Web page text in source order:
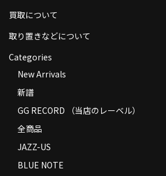
特定商取引法に基づく表示
Contact
買取について
取り置きなどについて
Categories
New Arrivals
新譜
GG RECORD （当店のレーベル）
全商品
JAZZ-US
BLUE NOTE